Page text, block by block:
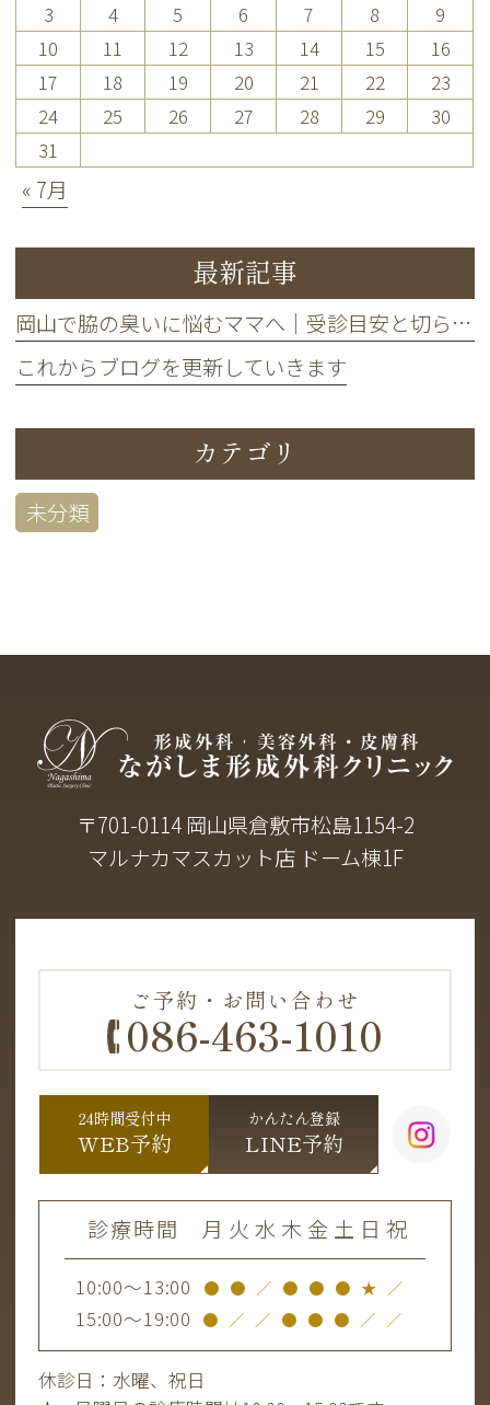
3
4 5 6 7 8
9
10
11 12 13 14 15
16
17
18 19 20 21 22
23
24
25 26 27 28 29
30
31
« 7月
最新記事
岡山で脇の臭いに悩むママへ｜受診目安と切らない治療の相談手順
これからブログを更新していきます
カテゴリ
未分類
〒701-0114 岡山県倉敷市松島1154-2
マルナカマスカット店 ドーム棟1F
ご予約・お問い合わせ
086-463-1010
24時間受付中
WEB予約
かんたん登録
LINE予約
診療時間 月 火 水 木 金 土 日 祝
10:00～13:00 ● ● ／ ● ● ● ★ ／
15:00～19:00 ● ／ ／ ● ● ● ／ ／
休診日：水曜、祝日